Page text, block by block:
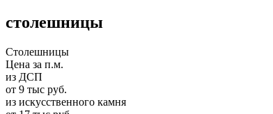
столешницы
Столешницы
Цена за п.м.
из ДСП
от 9 тыс руб.
из искусственного камня